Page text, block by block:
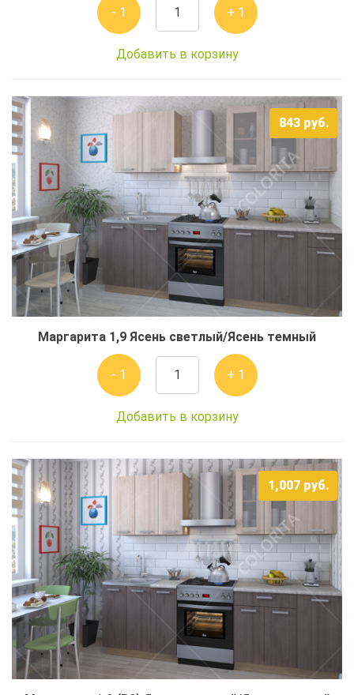
- 1 + 1
Добавить в корзину
843 руб.
Маргарита 1,9 Ясень светлый/Ясень темный
- 1 + 1
Добавить в корзину
1,007 руб.